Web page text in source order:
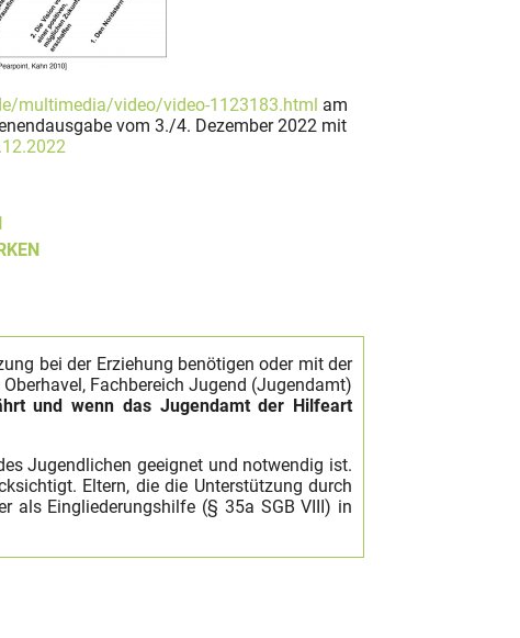
multimedia/video/video-1123183.html am
vom 3./4. Dezember 2022 mit
bei der Erziehung benötigen oder mit der
Fachbereich Jugend (Jugendamt)
und wenn das Jugendamt der Hilfeart
Jugendlichen geeignet und notwendig ist.
Eltern, die die Unterstützung durch
als Eingliederungshilfe (§ 35a SGB VIII) in